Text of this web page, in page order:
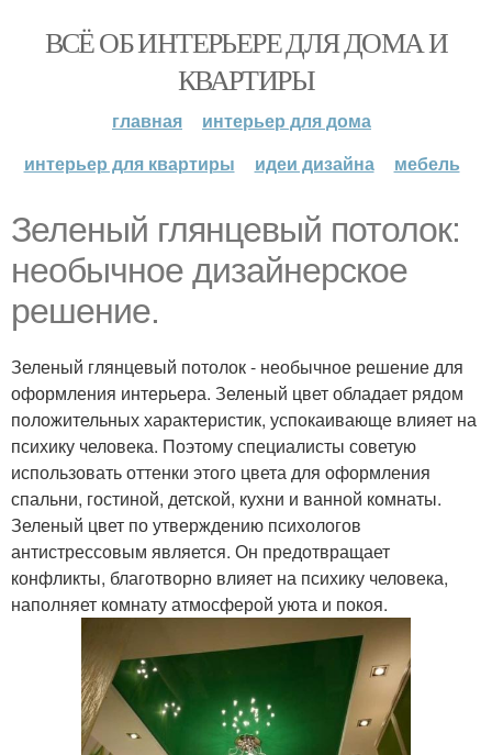
ВСЁ ОБ ИНТЕРЬЕРЕ ДЛЯ ДОМА И
КВАРТИРЫ
главная
интерьер для дома
интерьер для квартиры
идеи дизайна мебель
Зеленый глянцевый потолок:
необычное дизайнерское
решение.
Зеленый глянцевый потолок - необычное решение для
оформления интерьера. Зеленый цвет обладает рядом
положительных характеристик, успокаивающе влияет на
психику человека. Поэтому специалисты советую
использовать оттенки этого цвета для оформления
спальни, гостиной, детской, кухни и ванной комнаты.
Зеленый цвет по утверждению психологов
антистрессовым является. Он предотвращает
конфликты, благотворно влияет на психику человека,
наполняет комнату атмосферой уюта и покоя.